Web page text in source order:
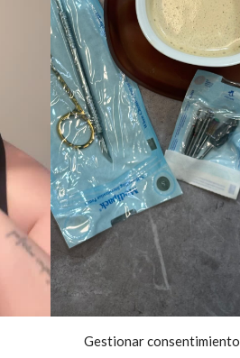
Gestionar consentimiento